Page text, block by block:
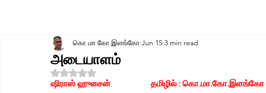
அடையாளம்
கொ மா கோ இளங்கோ Jun 15 3 min read
Rated NaN out of 5 stars.
ஷிராஸ் ஹுசைன்                    தமிழில் : கொ.மா.கோ.இளங்கோ